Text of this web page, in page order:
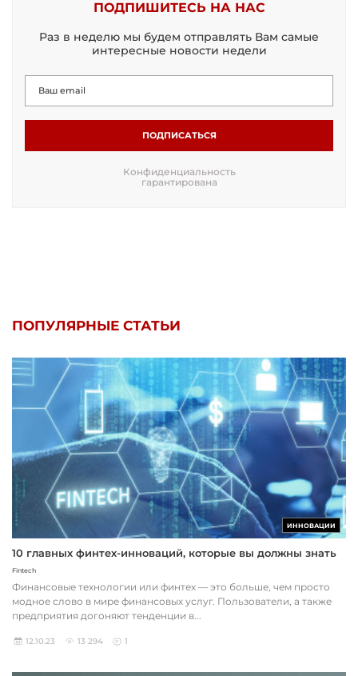
ПОДПИШИТЕСЬ НА НАС
Раз в неделю мы будем отправлять Вам самые
интересные новости недели
ПОДПИСАТЬСЯ
Конфиденциальность
гарантирована
ПОПУЛЯРНЫЕ СТАТЬИ
ИННОВАЦИИ
10 главных финтех-инноваций, которые вы должны знать
Fintech
Финансовые технологии или финтех — это больше, чем просто
модное слово в мире финансовых услуг. Пользователи, а также
предприятия догоняют тенденции в...
12.10.23 13 294 1